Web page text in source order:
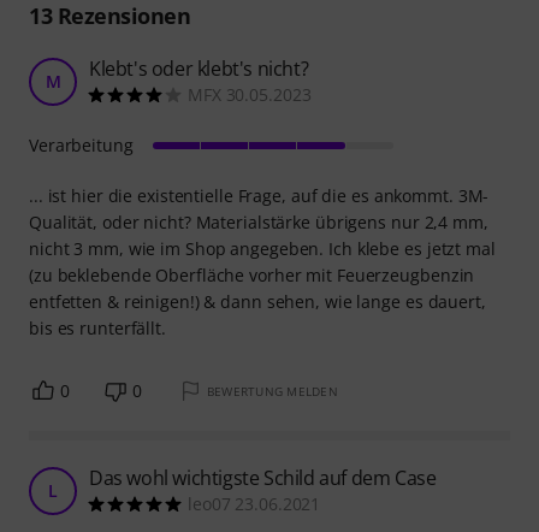
13Rezensionen
M Klebt's oder klebt's nicht?
MFX 30.05.2023
... ist hier die existentielle Frage, auf die es ankommt. 3M-
Qualität, oder nicht? Materialstärke übrigens nur 2,4 mm,
nicht 3 mm, wie im Shop angegeben. Ich klebe es jetzt mal
(zu beklebende Oberfläche vorher mit Feuerzeugbenzin
entfetten & reinigen!) & dann sehen, wie lange es dauert,
bis es runterfällt.
Verarbeitung
0 0 BEWERTUNG MELDEN
L Das wohl wichtigste Schild auf dem Case
leo07 23.06.2021